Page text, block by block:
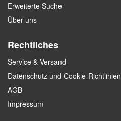
Erweiterte Suche
Über uns
Rechtliches
Service & Versand
Datenschutz und Cookie-Richtlinien
AGB
Impressum